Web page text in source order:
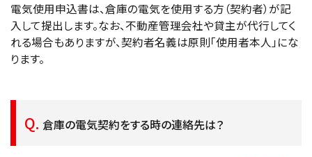
電気使用申込書は、倉庫の電気を使用する方（契約者）が記
入して提出します。なお、不動産管理会社や貸主が代行してく
れる場合もありますが、契約者名義は原則「使用者本人」にな
ります。
倉庫の電気契約をする時の連絡先は？